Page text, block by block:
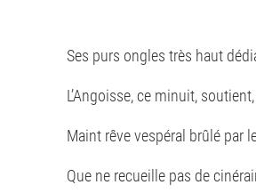
Ses purs ongles très haut
L’Angoisse, ce minuit,
Maint rêve vespéral brûlé par
Que ne recueille pas de